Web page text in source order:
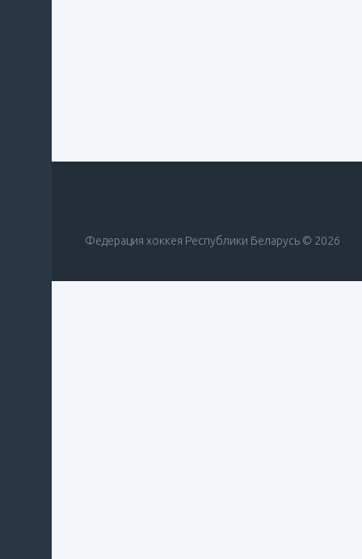
Федерация хоккея Республики Беларусь © 2026